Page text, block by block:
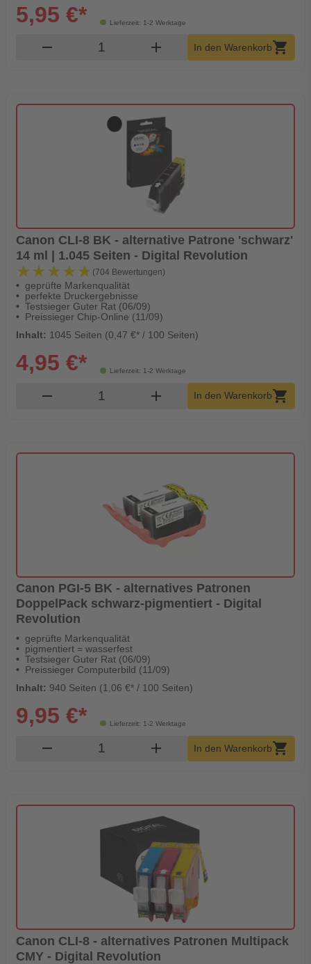
Lieferzeit: 1-2 Werktage
5,95 €*
remove Produkt Warenkorb Menge
add In den Warenkorbshopping_cart
Canon CLI-8 BK - alternative Patrone 'schwarz'
14 ml | 1.045 Seiten - Digital Revolution
★★★★★
★★★★★ (704 Bewertungen)
geprüfte Markenqualität
perfekte Druckergebnisse
Testsieger Guter Rat (06/09)
Preissieger Chip-Online (11/09)
Inhalt: 1045 Seiten (0,47 €* / 100 Seiten)
Lieferzeit: 1-2 Werktage
4,95 €*
remove Produkt Warenkorb Menge
add In den Warenkorbshopping_cart
Canon PGI-5 BK - alternatives Patronen
DoppelPack schwarz-pigmentiert - Digital
Revolution
geprüfte Markenqualität
pigmentiert = wasserfest
Testsieger Guter Rat (06/09)
Preissieger Computerbild (11/09)
Inhalt: 940 Seiten (1,06 €* / 100 Seiten)
Lieferzeit: 1-2 Werktage
9,95 €*
remove Produkt Warenkorb Menge
add In den Warenkorbshopping_cart
Canon CLI-8 - alternatives Patronen Multipack
CMY - Digital Revolution